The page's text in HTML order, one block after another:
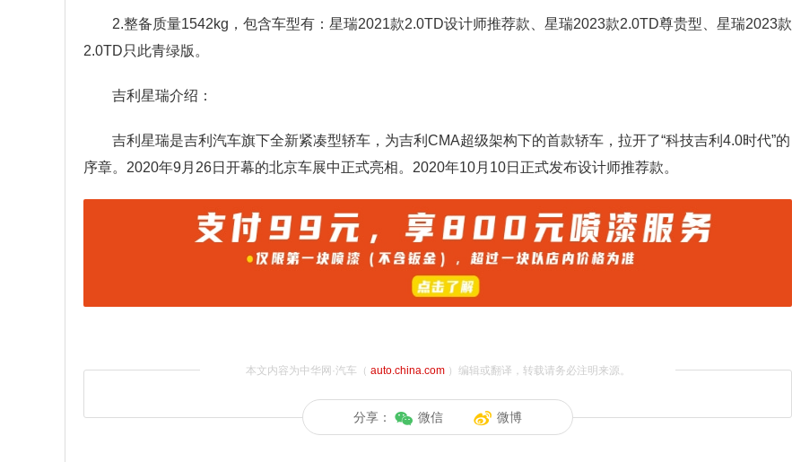
2.整备质量1542kg，包含车型有：星瑞2021款2.0TD设计师推荐款、星瑞2023款2.0TD尊贵型、星瑞2023款
2.0TD只此青绿版。
吉利星瑞介绍：
吉利星瑞是吉利汽车旗下全新紧凑型轿车，为吉利CMA超级架构下的首款轿车，拉开了“科技吉利4.0时代”的
序章。2020年9月26日开幕的北京车展中正式亮相。2020年10月10日正式发布设计师推荐款。
本文内容为中华网·汽车（ auto.china.com）编辑或翻译，转载请务必注明来源。
分享： 微信 微博